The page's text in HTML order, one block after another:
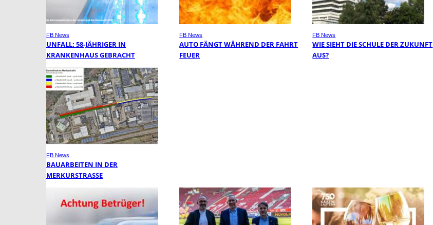
FB News
UNFALL: 58-JÄHRIGER IN
KRANKENHAUS GEBRACHT
FB News
AUTO FÄNGT WÄHREND DER FAHRT
FEUER
FB News
WIE SIEHT DIE SCHULE DER ZUKUNFT
AUS?
FB News
BAUARBEITEN IN DER
MERKURSTRASSE